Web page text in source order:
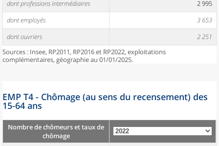
dont professions intermédiaires
2 995
dont employés
3 653
dont ouvriers
2 251
Sources : Insee, RP2011, RP2016 et RP2022, exploitations
complémentaires, géographie au 01/01/2025.
EMP T4 - Chômage (au sens du recensement) des
15-64 ans
Nombre de chômeurs et taux de
chômage